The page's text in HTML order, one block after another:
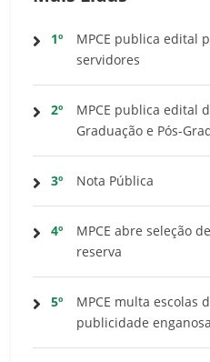
1º
MPCE publica edital
servidores
2º
MPCE publica edital
Graduação e Pós-
3º Nota Pública
4º
MPCE abre seleção
reserva
5º
MPCE multa escolas
publicidade enganosa